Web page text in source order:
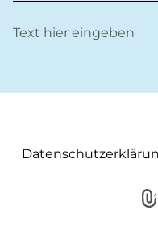
Text hier eingeben